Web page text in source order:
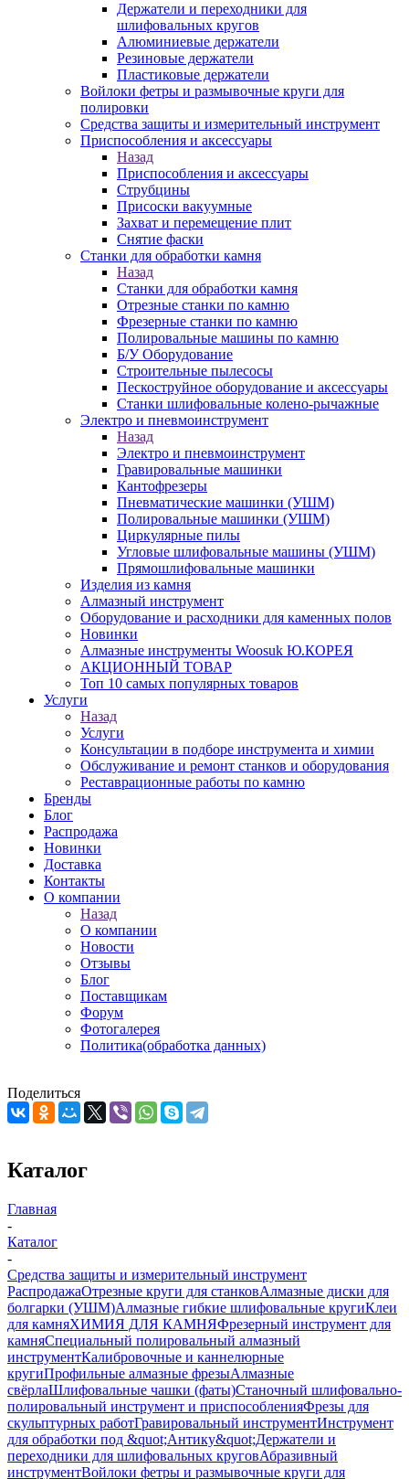
Держатели и переходники для
шлифовальных кругов
Алюминиевые держатели
Резиновые держатели
Пластиковые держатели
Войлоки фетры и размывочные круги для
полировки
Средства защиты и измерительный инструмент
Приспособления и аксессуары
Назад
Приспособления и аксессуары
Струбцины
Присоски вакуумные
Захват и перемещение плит
Снятие фаски
Станки для обработки камня
Назад
Станки для обработки камня
Отрезные станки по камню
Фрезерные станки по камню
Полировальные машины по камню
Б/У Оборудование
Строительные пылесосы
Пескоструйное оборудование и аксессуары
Станки шлифовальные колено-рычажные
Электро и пневмоинструмент
Назад
Электро и пневмоинструмент
Гравировальные машинки
Кантофрезеры
Пневматические машинки (УШМ)
Полировальные машинки (УШМ)
Циркулярные пилы
Угловые шлифовальные машины (УШМ)
Прямошлифовальные машинки
Изделия из камня
Алмазный инструмент
Оборудование и расходники для каменных полов
Новинки
Алмазные инструменты Woosuk Ю.КОРЕЯ
АКЦИОННЫЙ ТОВАР
Топ 10 самых популярных товаров
Услуги
Назад
Услуги
Консультации в подборе инструмента и химии
Обслуживание и ремонт станков и оборудования
Реставрационные работы по камню
Бренды
Блог
Распродажа
Новинки
Доставка
Контакты
О компании
Назад
О компании
Новости
Отзывы
Блог
Поставщикам
Форум
Фотогалерея
Политика(обработка данных)
Поделиться
Каталог
Главная
-
Каталог
-
Средства защиты и измерительный инструмент
РаспродажаОтрезные круги для станковАлмазные диски для
болгарки (УШМ)Алмазные гибкие шлифовальные кругиКлеи
для камняХИМИЯ ДЛЯ КАМНЯФрезерный инструмент для
камняСпециальный полировальный алмазный
инструментКалибровочные и каннелюрные
кругиПрофильные алмазные фрезыАлмазные
свёрлаШлифовальные чашки (фаты)Станочный шлифовально-
полировальный инструмент и приспособленияФрезы для
скульптурных работГравировальный инструментИнструмент
для обработки под &quot;Антику&quot;Держатели и
переходники для шлифовальных круговАбразивный
инструментВойлоки фетры и размывочные круги для